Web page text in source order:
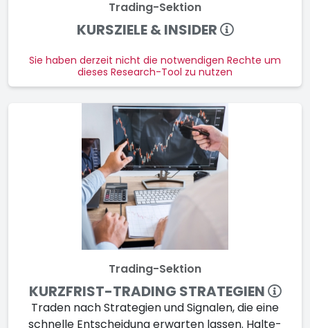
Trading-Sektion
KURSZIELE & INSIDER
Sie haben derzeit nicht die notwendigen Rechte um
dieses Research-Tool zu nutzen
Trading-Sektion
KURZFRIST-TRADING STRATEGIEN
Traden nach Strate­gien und Sig­na­len, die eine
schnelle Ent­schei­dung erwar­ten lassen. Halte­